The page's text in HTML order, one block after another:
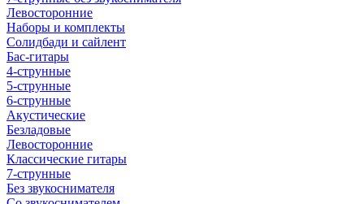
Левосторонние
Наборы и комплекты
Солидбади и сайлент
Бас-гитары
4-струнные
5-струнные
6-струнные
Акустические
Безладовые
Левосторонние
Классические гитары
7-струнные
Без звукоснимателя